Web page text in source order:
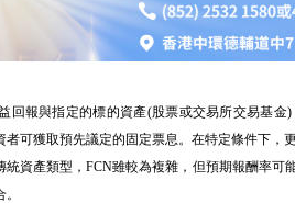
回報與指定的標的資產(股票或交易所交易基金)
者可獲取預先議定的固定票息。在特定條件下，
統資產類型，FCN雖較為複雜，但預期報酬率可